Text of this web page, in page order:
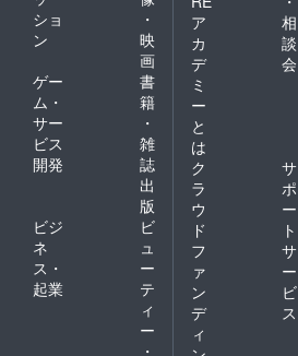
ショ
ン
・
映
画
ゲー
ム・
サー
ビス
開発
書
籍
・
雑
誌
出
版
ビジ
ネ
ス・
起業
ビ
ュ
ー
テ
ィ
ー
・
ア
カ
デ
ミ
ー
と
は
相
談
会
ク
ラ
ウ
ド
フ
ァ
ン
デ
ィ
サ
ポ
ー
ト
サ
ー
ビ
ス